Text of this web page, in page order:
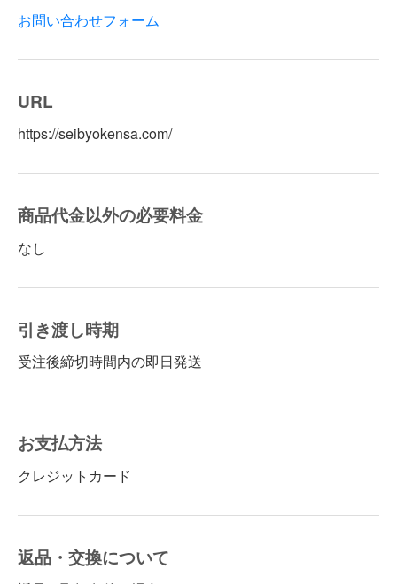
お問い合わせフォーム
URL
https://seibyokensa.com/
商品代金以外の必要料金
なし
引き渡し時期
受注後締切時間内の即日発送
お支払方法
クレジットカード
返品・交換について